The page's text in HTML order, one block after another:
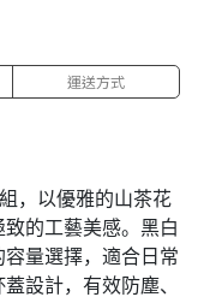
運送方式
，以優雅的山茶花
的工藝美感。黑白
容量選擇，適合日常
設計，有效防塵、